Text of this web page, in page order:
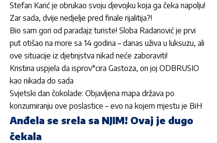
Stefan Karić je obrukao svoju djevojku koja ga čeka napolju!
Zar sada, dvije nedjelje pred finale rijalitija?!
Bio sam gori od paradajz turiste! Sloba Radanović je prvi
put otišao na more sa 14 godina – danas uživa u luksuzu, ali
ove situacije iz djetinjstva nikad neće zaboraviti!
Kristina uspjela da isprov*cira Gastoza, on joj ODBRUSIO
kao nikada do sada
Svjetski dan čokolade: Objavljena mapa država po
konzumiranju ove poslastice – evo na kojem mjestu je BiH
Anđela se srela sa NJIM! Ovaj je dugo
čekala